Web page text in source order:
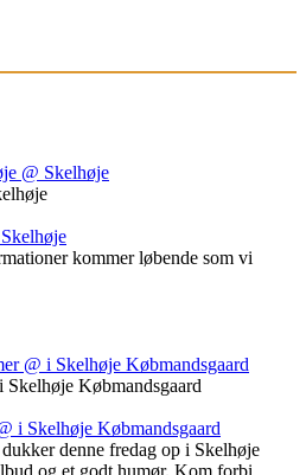
@ Skelhøje
kommer løbende som vi
@ i Skelhøje Købmandsgaard
Skelhøje Købmandsgaard
denne fredag op i Skelhøje